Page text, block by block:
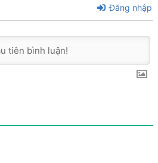
Đăng nhập